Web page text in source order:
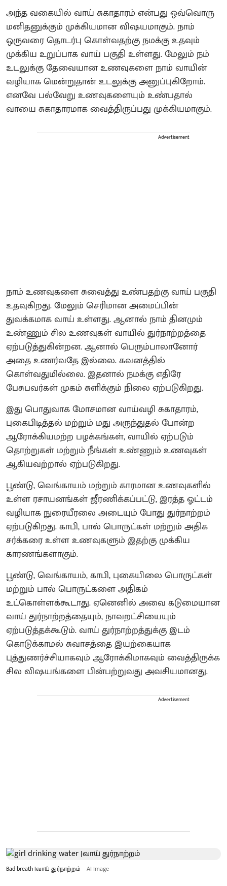
அந்த வகையில் வாய் சுகாதாரம் என்பது ஒவ்வொரு
மனிதனுக்கும் முக்கியமான விஷயமாகும். நாம்
ஒருவரை தொடர்பு கொள்வதற்கு நமக்கு உதவும்
முக்கிய உறுப்பாக வாய் பகுதி உள்ளது. மேலும் நம்
உடலுக்கு தேவையான உணவுகளை நாம் வாயின்
வழியாக மென்றுதான் உடலுக்கு அனுப்புகிறோம்.
எனவே பல்வேறு உணவுகளையும் உண்பதால்
வாயை சுகாதாரமாக வைத்திருப்பது முக்கியமாகும்.
Advertisement
நாம் உணவுகளை சுவைத்து உண்பதற்கு வாய் பகுதி
உதவுகிறது. மேலும் செரிமான அமைப்பின்
துவக்கமாக வாய் உள்ளது. ஆனால் நாம் தினமும்
உண்ணும் சில உணவுகள் வாயில் துர்நாற்றத்தை
ஏற்படுத்துகின்றன. ஆனால் பெரும்பாலானோர்
அதை உணர்வதே இல்லை. கவனத்தில்
கொள்வதுமில்லை. இதனால் நமக்கு எதிரே
பேசுபவர்கள் முகம் சுளிக்கும் நிலை ஏற்படுகிறது.
இது பொதுவாக மோசமான வாய்வழி சுகாதாரம்,
புகைபிடித்தல் மற்றும் மது அருந்துதல் போன்ற
ஆரோக்கியமற்ற பழக்கங்கள், வாயில் ஏற்படும்
தொற்றுகள் மற்றும் நீங்கள் உண்ணும் உணவுகள்
ஆகியவற்றால் ஏற்படுகிறது.
பூண்டு, வெங்காயம் மற்றும் காரமான உணவுகளில்
உள்ள ரசாயனங்கள் ஜீரணிக்கப்பட்டு, இரத்த ஓட்டம்
வழியாக நுரையீரலை அடையும் போது துர்நாற்றம்
ஏற்படுகிறது. காபி, பால் பொருட்கள் மற்றும் அதிக
சர்க்கரை உள்ள உணவுகளும் இதற்கு முக்கிய
காரணங்களாகும்.
பூண்டு, வெங்காயம், காபி, புகையிலை பொருட்கள்
மற்றும் பால் பொருட்களை அதிகம்
உட்கொள்ளக்கூடாது. ஏனெனில் அவை கடுமையான
வாய் துர்நாற்றத்தையும், நாவறட்சியையும்
ஏற்படுத்தக்கூடும். வாய் துர்நாற்றத்துக்கு இடம்
கொடுக்காமல் சுவாசத்தை இயற்கையாக
புத்துணர்ச்சியாகவும் ஆரோக்கிமாகவும் வைத்திருக்க
சில விஷயங்களை பின்பற்றுவது அவசியமானது.
Advertisement
Bad breath |வாய் துர்நாற்றம் AI Image